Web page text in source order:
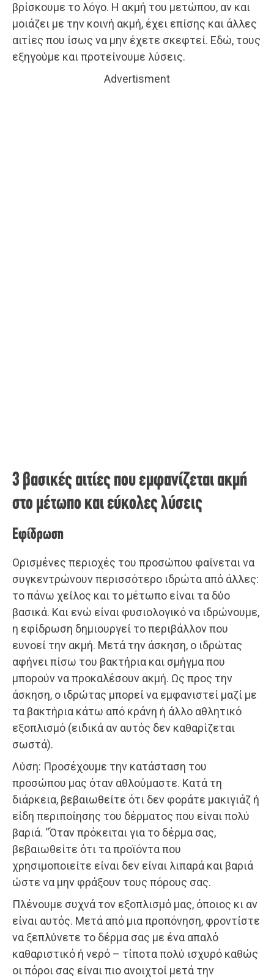
βρίσκουμε το λόγο. Η ακμή του μετώπου, αν και
μοιάζει με την κοινή ακμή, έχει επίσης και άλλες
αιτίες που ίσως να μην έχετε σκεφτεί. Εδώ, τους
εξηγούμε και προτείνουμε λύσεις.
Advertisment
3 βασικές αιτίες που εμφανίζεται ακμή
στο μέτωπο και εύκολες λύσεις
Εφίδρωση
Ορισμένες περιοχές του προσώπου φαίνεται να
συγκεντρώνουν περισσότερο ιδρώτα από άλλες:
το πάνω χείλος και το μέτωπο είναι τα δύο
βασικά. Και ενώ είναι φυσιολογικό να ιδρώνουμε,
η εφίδρωση δημιουργεί το περιβάλλον που
ευνοεί την ακμή. Μετά την άσκηση, ο ιδρώτας
αφήνει πίσω του βακτήρια και σμήγμα που
μπορούν να προκαλέσουν ακμή. Ως προς την
άσκηση, ο ιδρώτας μπορεί να εμφανιστεί μαζί με
τα βακτήρια κάτω από κράνη ή άλλο αθλητικό
εξοπλισμό (ειδικά αν αυτός δεν καθαρίζεται
σωστά).
Λύση: Προσέχουμε την κατάσταση του
προσώπου μας όταν αθλούμαστε. Κατά τη
διάρκεια, βεβαιωθείτε ότι δεν φοράτε μακιγιάζ ή
είδη περιποίησης του δέρματος που είναι πολύ
βαριά. “Όταν πρόκειται για το δέρμα σας,
βεβαιωθείτε ότι τα προϊόντα που
χρησιμοποιείτε είναι δεν είναι λιπαρά και βαριά
ώστε να μην φράξουν τους πόρους σας.
Πλένουμε συχνά τον εξοπλισμό μας, όποιος κι αν
είναι αυτός. Μετά από μια προπόνηση, φροντίστε
να ξεπλύνετε το δέρμα σας με ένα απαλό
καθαριστικό ή νερό – τίποτα πολύ ισχυρό καθώς
οι πόροι σας είναι πιο ανοιχτοί μετά την